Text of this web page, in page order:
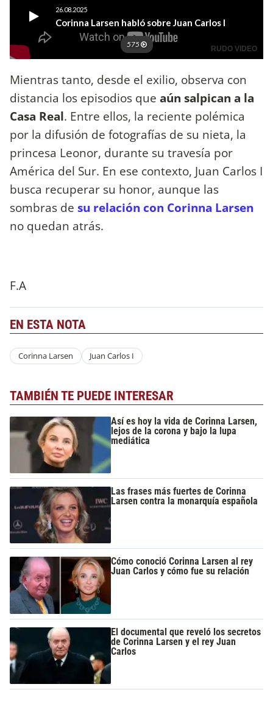
Mientras tanto, desde el exilio, observa con
distancia los episodios que aún salpican a la
Casa Real. Entre ellos, la reciente polémica
por la difusión de fotografías de su nieta, la
princesa Leonor, durante su travesía por
América del Sur. En ese contexto, Juan Carlos I
busca recuperar su honor, aunque las
sombras de su relación con Corinna Larsen
no quedan atrás.
F.A
EN ESTA NOTA
Corinna Larsen Juan Carlos I
TAMBIÉN TE PUEDE INTERESAR
Así es hoy la vida de Corinna Larsen,
lejos de la corona y bajo la lupa
mediática
Las frases más fuertes de Corinna
Larsen contra la monarquía española
Cómo conoció Corinna Larsen al rey
Juan Carlos y cómo fue su relación
El documental que reveló los secretos
de Corinna Larsen y el rey Juan
Carlos